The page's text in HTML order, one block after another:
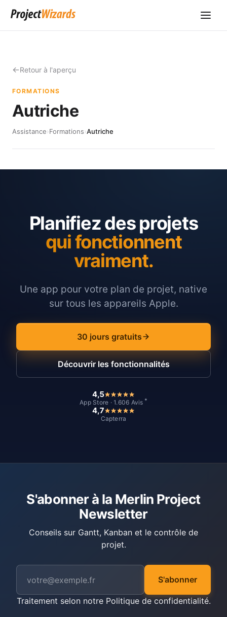
Retour à l'aperçu
FORMATIONS
Autriche
Assistance›Formations›Autriche
Planifiez des projets
qui fonctionnent
vraiment.
Une app pour votre plan de projet, native
sur tous les appareils Apple.
30 jours gratuits
Découvrir les fonctionnalités
4,5
App Store · 1.606 Avis *
4,7
Capterra
S'abonner à la Merlin Project
Newsletter
Conseils sur Gantt, Kanban et le contrôle de
projet.
S'abonner
Traitement selon notre Politique de confidentialité.